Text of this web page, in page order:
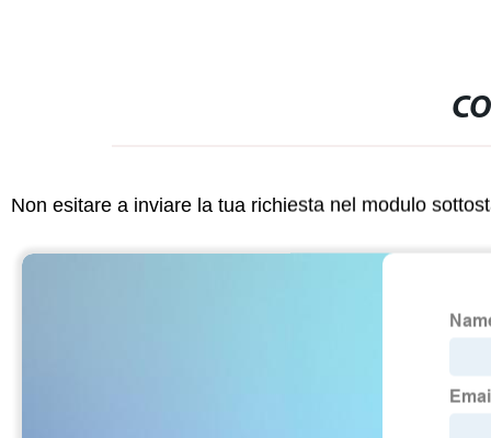
Non esitare a inviare la tua richiesta nel modulo